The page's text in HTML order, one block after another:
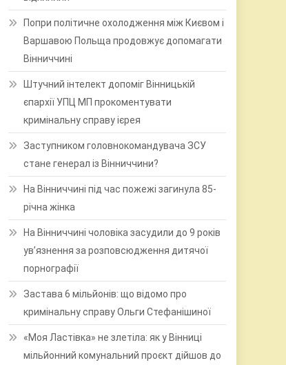
Попри політичне охолодження між Києвом і
Варшавою Польща продовжує допомагати
Вінниччині
Штучний інтелект допоміг Вінницькій
єпархії УПЦ МП прокоментувати
кримінальну справу ієрея
Заступником головнокомандувача ЗСУ
стане генерал із Вінниччини?
На Вінниччині під час пожежі загинула 85-
річна жінка
На Вінниччині чоловіка засудили до 9 років
ув’язнення за розповсюдження дитячої
порнографії
Застава 6 мільйонів: що відомо про
кримінальну справу Ольги Стефанішиної
«Моя Ластівка» не злетіла: як у Вінниці
мільйонний комунальний проєкт дійшов до